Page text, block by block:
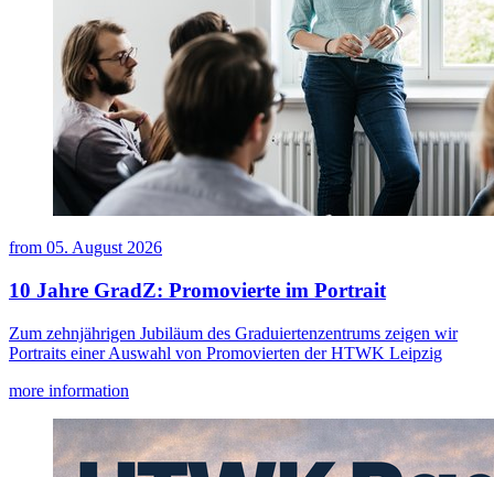
from 05. August 2026
10 Jahre GradZ: Promovierte im Portrait
Zum zehnjährigen Jubiläum des Graduiertenzentrums zeigen wir
Portraits einer Auswahl von Promovierten der HTWK Leipzig
more information